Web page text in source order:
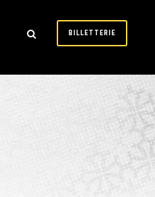
BILLETTERIE